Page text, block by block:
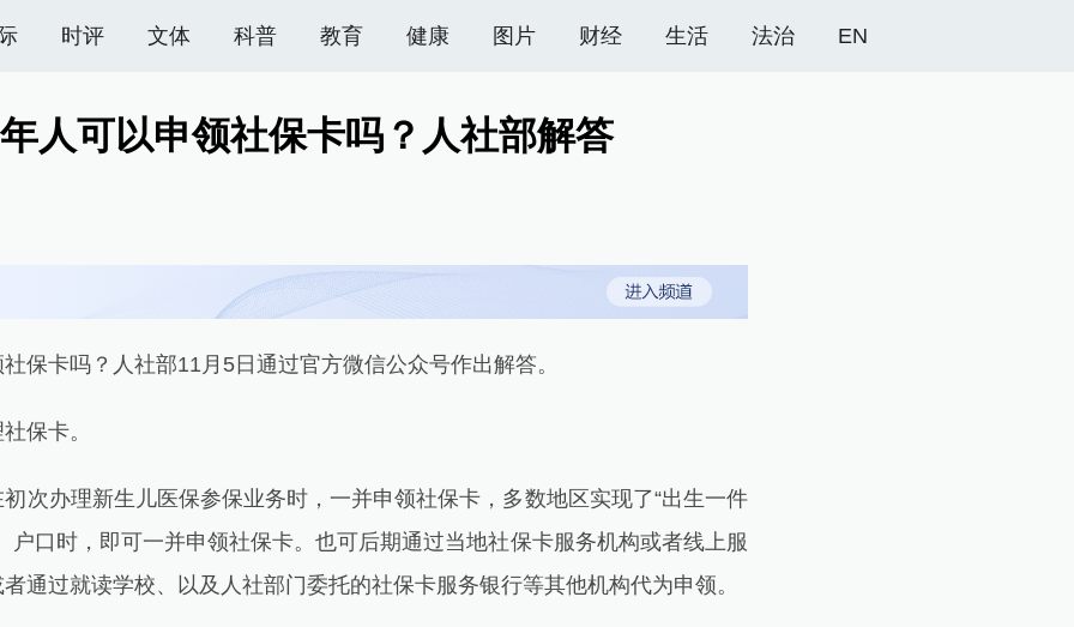
时评 文体 科普 教育 健康 图片 财经 生活 法治 EN
人可以申领社保卡吗？人社部解答
卡吗？人社部11月5日通过官方微信公众号作出解答。
保卡。
办理新生儿医保参保业务时，一并申领社保卡，多数地区实现了“出生一件
户口时，即可一并申领社保卡。也可后期通过当地社保卡服务机构或者线上服
通过就读学校、以及人社部门委托的社保卡服务银行等其他机构代为申领。